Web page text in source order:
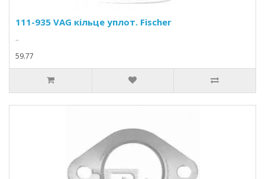
111-935 VAG кільце уплот. Fischer
..
59.77